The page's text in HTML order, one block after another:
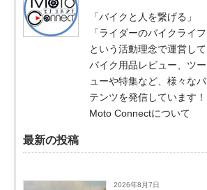
「バイクと人を繋げる」
「ライダーのバイクライ
という活動理念で運営して
バイク用品レビュー、ツ
ューや特集など、様々な
テンツを発信しています！
Moto Connectについて
最新の投稿
2026年8月7日